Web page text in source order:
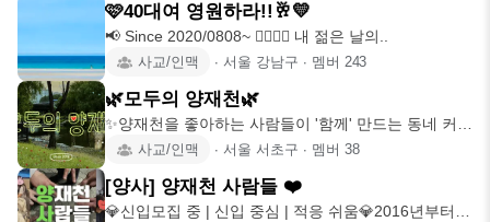
🩷40대여 영원하라!!🥂💛
📢 Since 2020/0808~ 👩‍❤️‍💋‍👨 내 젊은 날의..
사교/인맥 ∙ 서울 강남구 ∙ 멤버 243
🌿모두의 양재천🌿
✨양재천을 좋아하는 사람들이 '함께' 만드는 동네 커뮤
니티 🌱 정기모임
사교/인맥 ∙ 서울 서초구 ∙ 멤버 38
[양사] 양재천 사람들 ❤️
💎신입모집 중 | 신입 중심 | 적응 쉬움💎2016년부터